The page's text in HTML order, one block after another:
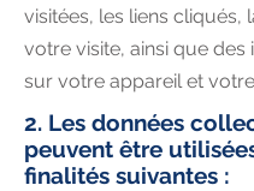
visitées, les liens cliqués,
votre visite, ainsi que des
sur votre appareil et
2. Les données
peuvent être
finalités suivantes :